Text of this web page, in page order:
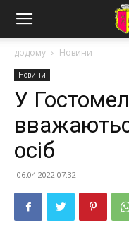
додому Новини
Новини
У
осіб
06.04.2022 07:32